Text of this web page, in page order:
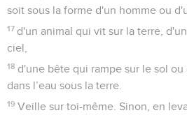
soit sous la forme d'un homme ou
17 d'un animal qui vit sur la terre,
ciel,
18 d'une bête qui rampe sur le sol
dans l’eau sous la terre.
19 Veille sur toi-même. Sinon, en